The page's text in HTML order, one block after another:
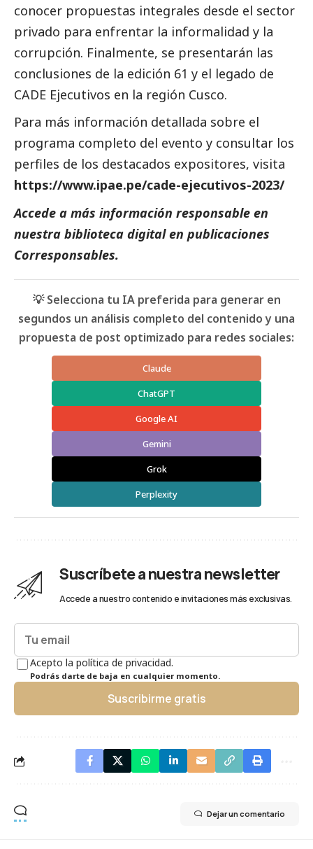
conocer propuestas integrales desde el sector
privado para enfrentar la informalidad y la
corrupción. Finalmente, se presentarán las
conclusiones de la edición 61 y el legado de
CADE Ejecutivos en la región Cusco.
Para más información detallada sobre el
programa completo del evento y consultar los
perfiles de los destacados expositores, visita
https://www.ipae.pe/cade-ejecutivos-2023/
Accede a más información responsable en
nuestra biblioteca digital en publicaciones
Corresponsables.
💡 Selecciona tu IA preferida para generar en
segundos un análisis completo del contenido y una
propuesta de post optimizado para redes sociales:
Claude
ChatGPT
Google AI
Gemini
Grok
Perplexity
Suscríbete a nuestra newsletter
Accede a nuestro contenido e invitaciones más exclusivas.
Acepto la política de privacidad.
Podrás darte de baja en cualquier momento.
Suscribirme gratis
Dejar un comentario